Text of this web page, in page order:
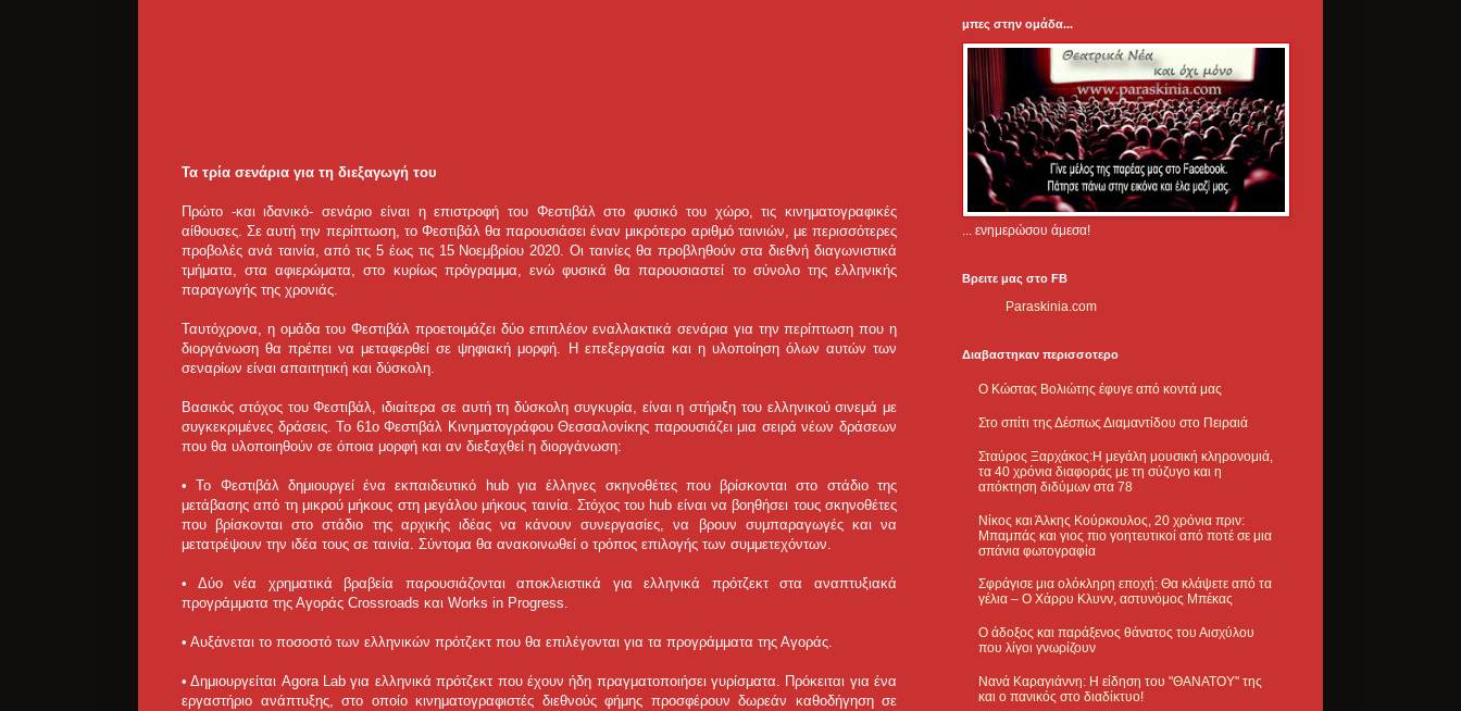
Τα τρία σενάρια για τη διεξαγωγή του
Πρώτο -και ιδανικό- σενάριο είναι η επιστροφή του Φεστιβάλ στο φυσικό του χώρο, τις κινηματογραφικές
αίθουσες. Σε αυτή την περίπτωση, το Φεστιβάλ θα παρουσιάσει έναν μικρότερο αριθμό ταινιών, με περισσότερες
προβολές ανά ταινία, από τις 5 έως τις 15 Νοεμβρίου 2020. Οι ταινίες θα προβληθούν στα διεθνή διαγωνιστικά
τμήματα, στα αφιερώματα, στο κυρίως πρόγραμμα, ενώ φυσικά θα παρουσιαστεί το σύνολο της ελληνικής
παραγωγής της χρονιάς.
Ταυτόχρονα, η ομάδα του Φεστιβάλ προετοιμάζει δύο επιπλέον εναλλακτικά σενάρια για την περίπτωση που η
διοργάνωση θα πρέπει να μεταφερθεί σε ψηφιακή μορφή. Η επεξεργασία και η υλοποίηση όλων αυτών των
σεναρίων είναι απαιτητική και δύσκολη.
Βασικός στόχος του Φεστιβάλ, ιδιαίτερα σε αυτή τη δύσκολη συγκυρία, είναι η στήριξη του ελληνικού σινεμά με
συγκεκριμένες δράσεις. Το 61ο Φεστιβάλ Κινηματογράφου Θεσσαλονίκης παρουσιάζει μια σειρά νέων δράσεων
που θα υλοποιηθούν σε όποια μορφή και αν διεξαχθεί η διοργάνωση:
• Το Φεστιβάλ δημιουργεί ένα εκπαιδευτικό hub για έλληνες σκηνοθέτες που βρίσκονται στο στάδιο της
μετάβασης από τη μικρού μήκους στη μεγάλου μήκους ταινία. Στόχος του hub είναι να βοηθήσει τους σκηνοθέτες
που βρίσκονται στο στάδιο της αρχικής ιδέας να κάνουν συνεργασίες, να βρουν συμπαραγωγές και να
μετατρέψουν την ιδέα τους σε ταινία. Σύντομα θα ανακοινωθεί ο τρόπος επιλογής των συμμετεχόντων.
• Δύο νέα χρηματικά βραβεία παρουσιάζονται αποκλειστικά για ελληνικά πρότζεκτ στα αναπτυξιακά
προγράμματα της Αγοράς Crossroads και Works in Progress.
• Αυξάνεται το ποσοστό των ελληνικών πρότζεκτ που θα επιλέγονται για τα προγράμματα της Αγοράς.
• Δημιουργείται Agora Lab για ελληνικά πρότζεκτ που έχουν ήδη πραγματοποιήσει γυρίσματα. Πρόκειται για ένα
εργαστήριο ανάπτυξης, στο οποίο κινηματογραφιστές διεθνούς φήμης προσφέρουν δωρεάν καθοδήγηση σε
μπες στην ομάδα...
... ενημερώσου άμεσα!
Βρειτε μας στο FB
Paraskinia.com
Διαβαστηκαν περισσοτερο
Ο Κώστας Βολιώτης έφυγε από κοντά μας
Στο σπίτι της Δέσπως Διαμαντίδου στο Πειραιά
Σταύρος Ξαρχάκος:Η μεγάλη μουσική κληρονομιά,
τα 40 χρόνια διαφοράς με τη σύζυγο και η
απόκτηση διδύμων στα 78
Νίκος και Άλκης Κούρκουλος, 20 χρόνια πριν:
Μπαμπάς και γιος πιο γοητευτικοί από ποτέ σε μια
σπάνια φωτογραφία
Σφράγισε μια ολόκληρη εποχή: Θα κλάψετε από τα
γέλια – Ο Χάρρυ Κλυνν, αστυνόμος Μπέκας
Ο άδοξος και παράξενος θάνατος του Αισχύλου
που λίγοι γνωρίζουν
Νανά Καραγιάννη: Η είδηση του "ΘΑΝΑΤΟΥ" της
και ο πανικός στο διαδίκτυο!